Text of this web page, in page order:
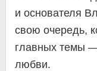
и основателя
свою очередь,
главных темы —
любви.